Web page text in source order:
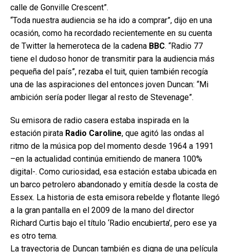
calle de Gonville Crescent”.
“Toda nuestra audiencia se ha ido a comprar”, dijo en una
ocasión, como ha recordado recientemente en su cuenta
de Twitter la hemeroteca de la cadena BBC. “Radio 77
tiene el dudoso honor de transmitir para la audiencia más
pequeña del país”, rezaba el tuit, quien también recogía
una de las aspiraciones del entonces joven Duncan: “Mi
ambición sería poder llegar al resto de Stevenage”.
Su emisora de radio casera estaba inspirada en la
estación pirata Radio Caroline, que agitó las ondas al
ritmo de la música pop del momento desde 1964 a 1991
–en la actualidad continúa emitiendo de manera 100%
digital-. Como curiosidad, esa estación estaba ubicada en
un barco petrolero abandonado y emitía desde la costa de
Essex. La historia de esta emisora rebelde y flotante llegó
a la gran pantalla en el 2009 de la mano del director
Richard Curtis bajo el título ‘Radio encubierta’, pero ese ya
es otro tema.
La trayectoria de Duncan también es digna de una película